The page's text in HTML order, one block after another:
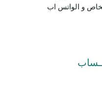
و الواتس اب